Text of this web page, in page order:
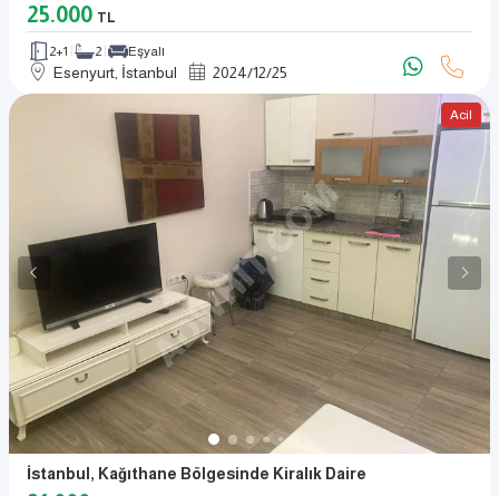
25.000 TL
2+1 2 Eşyalı
Esenyurt, İstanbul 2024/12/25
Acil
İstanbul, Kağıthane Bölgesinde Kiralık Daire